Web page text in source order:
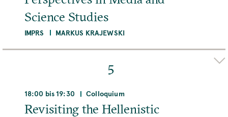
Science Studies
IMPRS
MARKUS KRAJEWSKI
MPIWG, Boltzmannstraße 22, 14195 Berlin,
Deutschland
5
18:00 bis 19:30 Colloquium
Revisiting the Hellenistic